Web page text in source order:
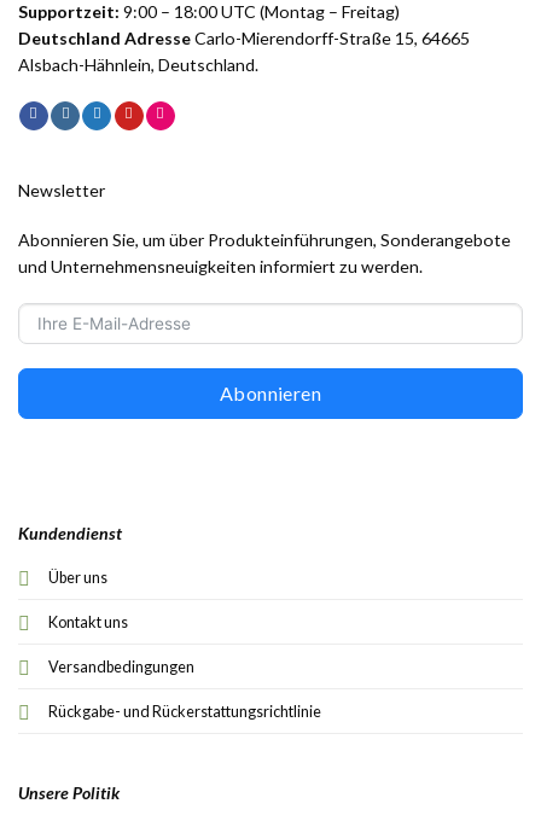
Supportzeit: 9:00 – 18:00 UTC (Montag – Freitag)
Deutschland AdresseCarlo-Mierendorff-Straße 15, 64665
Alsbach-Hähnlein, Deutschland.
Kundendienst
Über uns
Kontakt uns
Versandbedingungen
Rückgabe- und Rückerstattungsrichtlinie
Unsere Politik
Newsletter
Abonnieren Sie, um über Produkteinführungen, Sonderangebote
und Unternehmensneuigkeiten informiert zu werden.
Abonnieren